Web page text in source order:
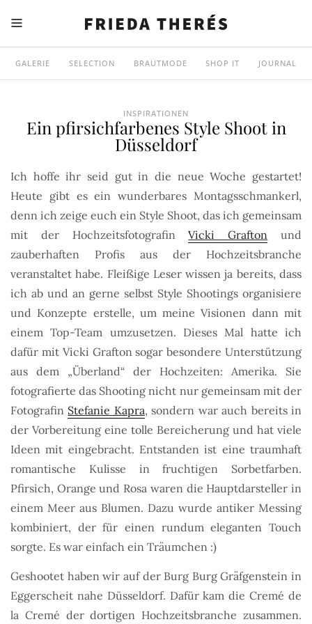
GALERIE SELECTION BRAUTMODE SHOP IT JOURNAL
INSPIRATIONEN
Ein pfirsichfarbenes Style Shoot in
Düsseldorf
Ich hoffe ihr seid gut in die neue Woche gestartet!
Heute gibt es ein wunderbares Montagsschmankerl,
denn ich zeige euch ein Style Shoot, das ich gemeinsam
mit der HochzeitsfotografinVicki Grafton und
zauberhaften Profis aus der Hochzeitsbranche
veranstaltet habe. Fleißige Leser wissen ja bereits, dass
ich ab und an gerne selbst Style Shootings organisiere
und Konzepte erstelle, um meine Visionen dann mit
einem Top-Team umzusetzen. Dieses Mal hatte ich
dafür mit Vicki Grafton sogar besondere Unterstützung
aus dem „Überland“ der Hochzeiten: Amerika. Sie
fotografierte das Shooting nicht nur gemeinsam mit der
Fotografin Stefanie Kapra, sondern war auch bereits in
der Vorbereitung eine tolle Bereicherung und hat viele
Ideen mit eingebracht. Entstanden ist eine traumhaft
romantische Kulisse in fruchtigen Sorbetfarben.
Pfirsich, Orange und Rosa waren die Hauptdarsteller in
einem Meer aus Blumen. Dazu wurde antiker Messing
kombiniert, der für einen rundum eleganten Touch
sorgte. Es war einfach ein Träumchen :)
Geshootet haben wir auf der Burg Burg Gräfgenstein in
Eggerscheit nahe Düsseldorf. Dafür kam die Cremé de
la Cremé der dortigen Hochzeitsbranche zusammen.